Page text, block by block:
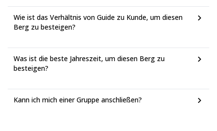
Wie ist das Verhältnis von Guide zu Kunde, um diesen
Berg zu besteigen?
Was ist die beste Jahreszeit, um diesen Berg zu
besteigen?
Kann ich mich einer Gruppe anschließen?